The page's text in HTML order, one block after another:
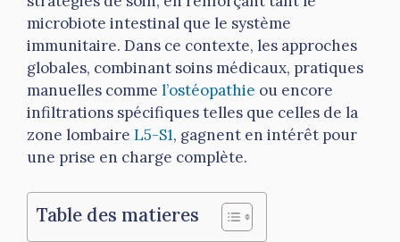
microbiote intestinal que le système
immunitaire. Dans ce contexte, les approches
globales, combinant soins médicaux, pratiques
manuelles comme l’ostéopathie ou encore
infiltrations spécifiques telles que celles de la
zone lombaire L5-S1, gagnent en intérêt pour
une prise en charge complète.
Table des matieres